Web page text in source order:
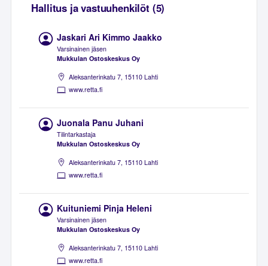
Hallitus ja vastuuhenkilöt (5)
Jaskari Ari Kimmo Jaakko
Varsinainen jäsen
Mukkulan Ostoskeskus Oy
Aleksanterinkatu 7, 15110 Lahti
www.retta.fi
Juonala Panu Juhani
Tilintarkastaja
Mukkulan Ostoskeskus Oy
Aleksanterinkatu 7, 15110 Lahti
www.retta.fi
Kuituniemi Pinja Heleni
Varsinainen jäsen
Mukkulan Ostoskeskus Oy
Aleksanterinkatu 7, 15110 Lahti
www.retta.fi